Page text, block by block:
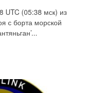
UTC (05:38 мск) из
с борта морской